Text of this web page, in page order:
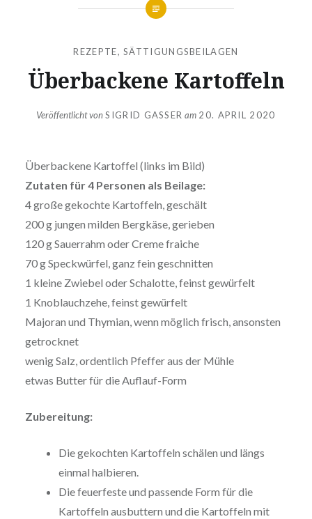
REZEPTE,SÄTTIGUNGSBEILAGEN
Überbackene Kartoffeln
Veröffentlicht vonSIGRID GASSER am 20. APRIL 2020
Überbackene Kartoffel (links im Bild)
Zutaten für 4 Personen als Beilage:
4 große gekochte Kartoffeln, geschält
200 g jungen milden Bergkäse, gerieben
120 g Sauerrahm oder Creme fraiche
70 g Speckwürfel, ganz fein geschnitten
1 kleine Zwiebel oder Schalotte, feinst gewürfelt
1 Knoblauchzehe, feinst gewürfelt
Majoran und Thymian, wenn möglich frisch, ansonsten
getrocknet
wenig Salz, ordentlich Pfeffer aus der Mühle
etwas Butter für die Auflauf-Form
Zubereitung:
Die gekochten Kartoffeln schälen und längs
einmal halbieren.
Die feuerfeste und passende Form für die
Kartoffeln ausbuttern und die Kartoffeln mit